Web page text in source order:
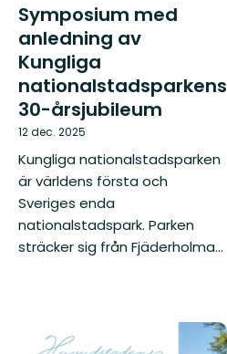
Symposium med
anledning av
Kungliga
nationalstadsparkens
30-årsjubileum
12 dec. 2025
Kungliga nationalstadsparken
är världens första och
Sveriges enda
nationalstadspark. Parken
sträcker sig från Fjäder­holma...